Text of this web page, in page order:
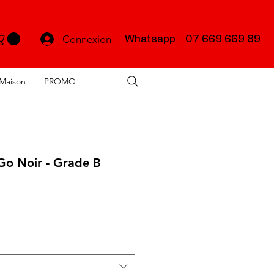
Connexion Whatsapp 07 669 669 89
Maison PROMO
Noir - Grade B